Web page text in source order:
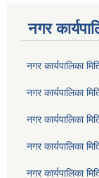
नगर
नगर कार्यपालिका
नगर कार्यपालिका
नगर कार्यपालिका
नगर कार्यपालिका
नगर कार्यपालिका